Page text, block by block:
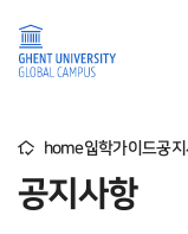
home입학가이드공
공지사항